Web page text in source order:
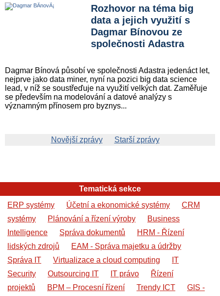
Rozhovor na téma big
data a jejich využití s
Dagmar Bínovou ze
společnosti Adastra
Dagmar Bínová působí ve společnosti Adastra jedenáct let,
nejprve jako data miner, nyní na pozici big data science
lead, v níž se soustřeďuje na využití velkých dat. Zaměřuje
se především na modelování a datové analýzy s
významným přínosem pro byznys...
Novější zprávy Starší zprávy
Tematická sekce
ERP systémy
Účetní a ekonomické systémy
CRM
systémy
Plánování a řízení výroby
Business
Intelligence
Správa dokumentů
HRM - Řízení
lidských zdrojů
EAM - Správa majetku a údržby
Správa IT
Virtualizace a cloud computing
IT
Security
Outsourcing IT IT právo
Řízení
projektů
BPM – Procesní řízení Trendy ICT
GIS -